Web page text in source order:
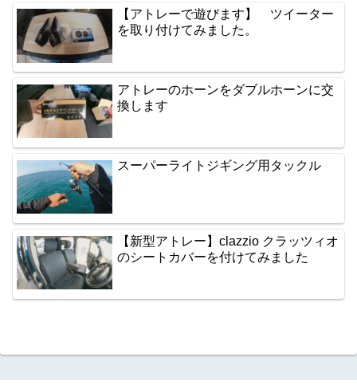
【アトレーで遊びます】 ツイーター
を取り付けてみました。
アトレーのホーンをダブルホーンに交
換します
スーパーライトジギング用タックル
【新型アトレー】clazzio クラッツィオ
のシートカバーを付けてみました